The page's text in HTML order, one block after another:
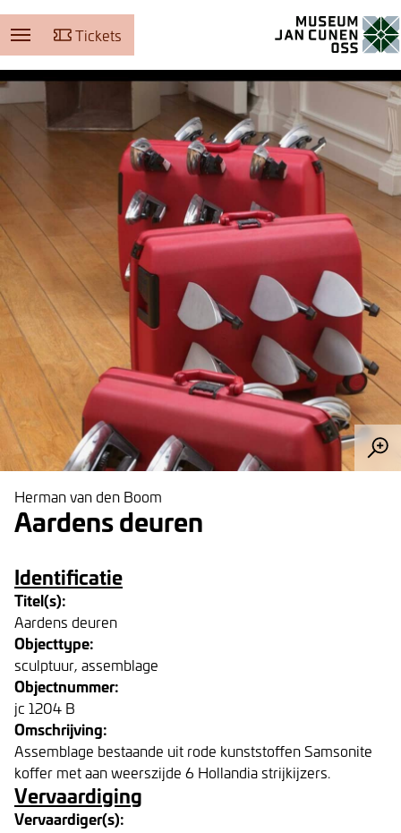
Tickets
Herman van den Boom
Aardens deuren
Identificatie
Titel(s):
Aardens deuren
Objecttype:
sculptuur, assemblage
Objectnummer:
jc 1204 B
Omschrijving:
Assemblage bestaande uit rode kunststoffen Samsonite
koffer met aan weerszijde 6 Hollandia strijkijzers.
Vervaardiging
Vervaardiger(s):